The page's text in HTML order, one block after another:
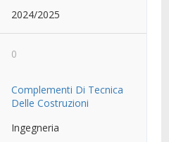
2024/2025
0
Complementi Di Tecnica
Delle Costruzioni
Ingegneria